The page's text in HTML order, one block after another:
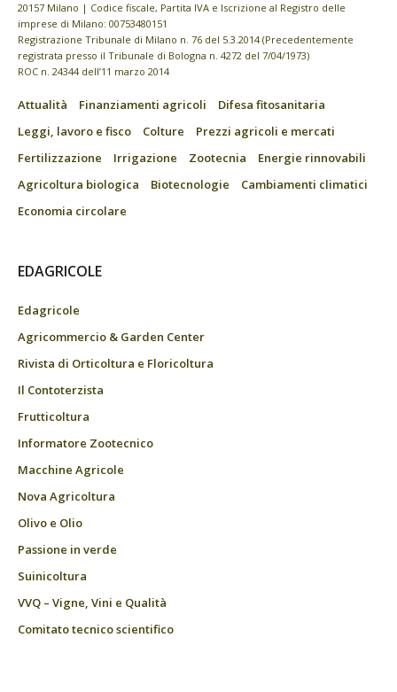
20157 Milano | Codice fiscale, Partita IVA e Iscrizione al Registro delle
imprese di Milano: 00753480151
Registrazione Tribunale di Milano n. 76 del 5.3.2014 (Precedentemente
registrata presso il Tribunale di Bologna n. 4272 del 7/04/1973)
ROC n. 24344 dell’11 marzo 2014
Attualità Finanziamenti agricoli
Difesa fitosanitaria
Leggi, lavoro e fisco
Colture
Prezzi agricoli e mercati
Fertilizzazione
Irrigazione Zootecnia
Energie rinnovabili
Agricoltura biologica
Biotecnologie
Cambiamenti climatici
Economia circolare
EDAGRICOLE
Edagricole
Agricommercio & Garden Center
Rivista di Orticoltura e Floricoltura
Il Contoterzista
Frutticoltura
Informatore Zootecnico
Macchine Agricole
Nova Agricoltura
Olivo e Olio
Passione in verde
Suinicoltura
VVQ – Vigne, Vini e Qualità
Comitato tecnico scientifico